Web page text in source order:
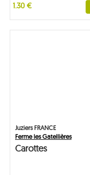
1.30 €
Juziers FRANCE
Ferme les Gatellières
Carottes